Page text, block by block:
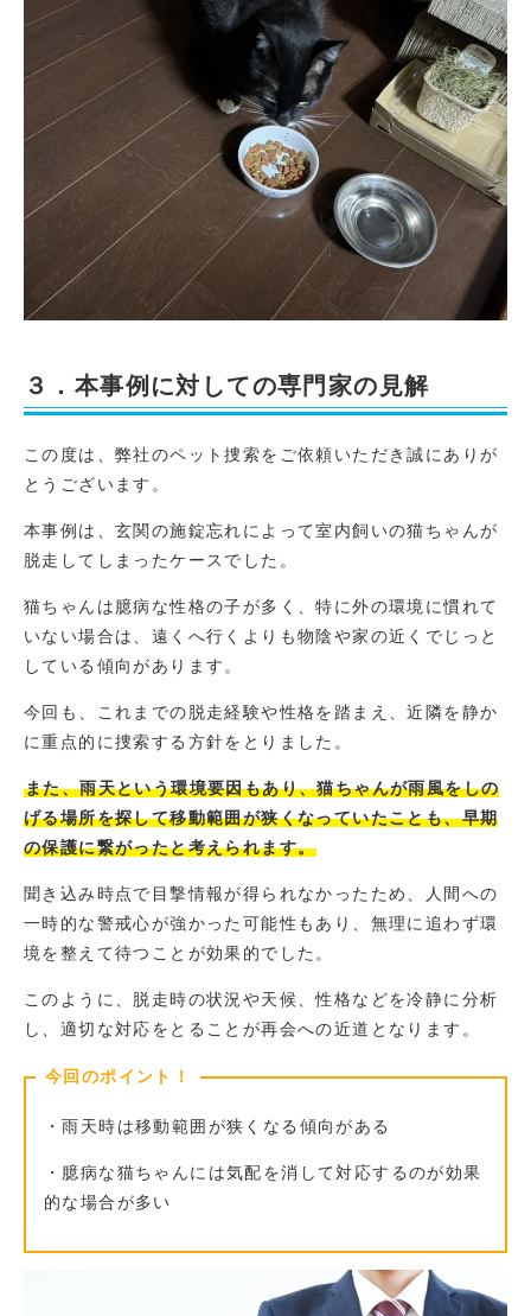
３．本事例に対しての専門家の見解
この度は、弊社のペット捜索をご依頼いただき誠にありが
とうございます。
本事例は、玄関の施錠忘れによって室内飼いの猫ちゃんが
脱走してしまったケースでした。
猫ちゃんは臆病な性格の子が多く、特に外の環境に慣れて
いない場合は、遠くへ行くよりも物陰や家の近くでじっと
している傾向があります。
今回も、これまでの脱走経験や性格を踏まえ、近隣を静か
に重点的に捜索する方針をとりました。
また、雨天という環境要因もあり、猫ちゃんが雨風をしの
げる場所を探して移動範囲が狭くなっていたことも、早期
の保護に繋がったと考えられます。
聞き込み時点で目撃情報が得られなかったため、人間への
一時的な警戒心が強かった可能性もあり、無理に追わず環
境を整えて待つことが効果的でした。
このように、脱走時の状況や天候、性格などを冷静に分析
し、適切な対応をとることが再会への近道となります。
今回のポイント！
・雨天時は移動範囲が狭くなる傾向がある
・臆病な猫ちゃんには気配を消して対応するのが効果
的な場合が多い